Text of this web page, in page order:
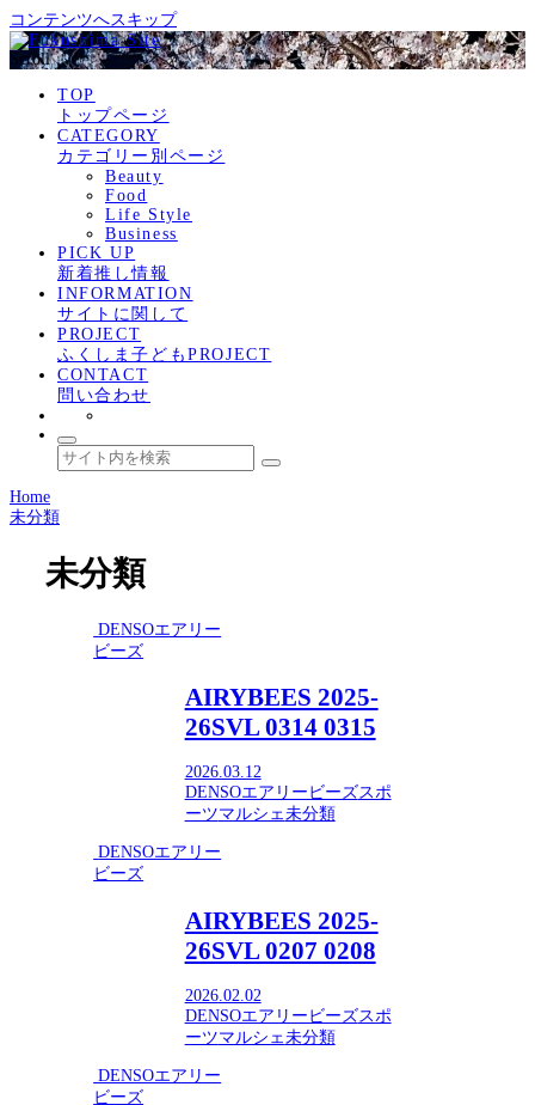
コンテンツへスキップ
Scroll
TOP
トップページ
CATEGORY
カテゴリー別ページ
Beauty
Food
Life Style
Business
PICK UP
新着推し情報
INFORMATION
サイトに関して
PROJECT
ふくしま子どもPROJECT
CONTACT
問い合わせ
Home
未分類
未分類
DENSOエアリー
ビーズ
AIRYBEES 2025-
26SVL 0314 0315
2026.03.12
DENSOエアリービーズスポ
ーツマルシェ未分類
DENSOエアリー
ビーズ
AIRYBEES 2025-
26SVL 0207 0208
2026.02.02
DENSOエアリービーズスポ
ーツマルシェ未分類
DENSOエアリー
ビーズ